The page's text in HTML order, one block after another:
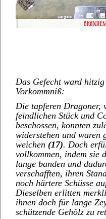
Das Gefecht ward
Vorkommniß:
Die tapferen Dragoner,
feindlichen Stück und
beschossen, konnten
widerstehen und waren
weichen (17). Doch
vollkommen, indem sie
lange banden und
verschafften, ihren
noch härtere Schüsse
Dieselben erlitten
ihnen doch für lange
schützende Gehölz zu